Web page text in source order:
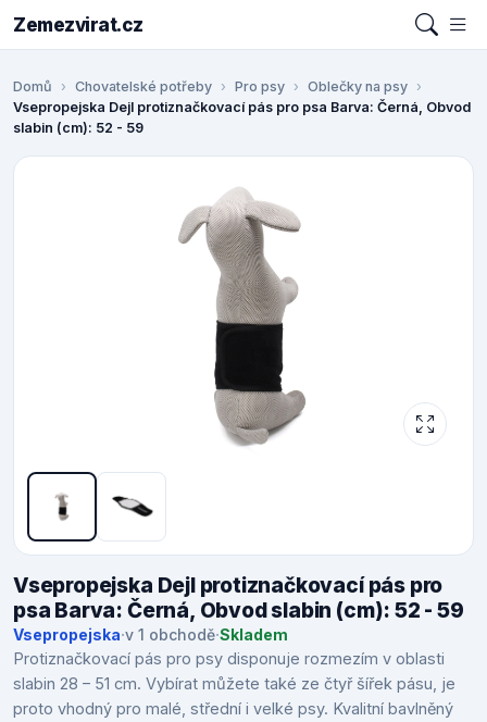
Zemezvirat.cz
Domů Chovatelské potřeby Pro psy
Oblečky na psy
Vsepropejska Dejl protiznačkovací pás pro psa Barva: Černá, Obvod
slabin (cm): 52 - 59
Vsepropejska Dejl protiznačkovací pás pro
psa Barva: Černá, Obvod slabin (cm): 52 - 59
Vsepropejska·v 1 obchodě·Skladem
Protiznačkovací pás pro psy disponuje rozmezím v oblasti
slabin 28 – 51 cm. Vybírat můžete také ze čtyř šířek pásu, je
proto vhodný pro malé, střední i velké psy. Kvalitní bavlněný